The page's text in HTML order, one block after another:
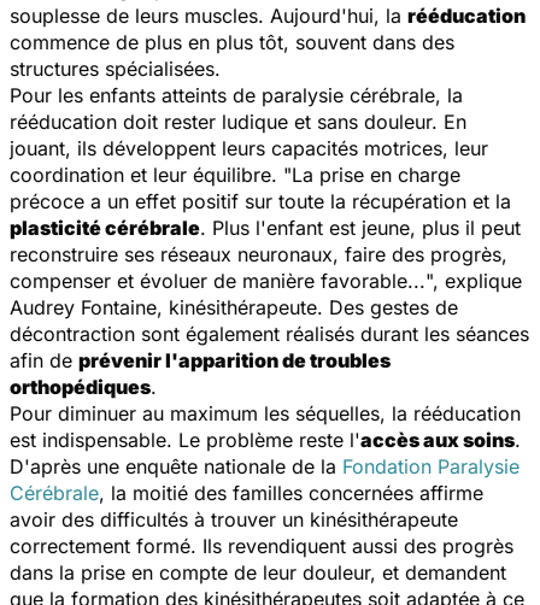
souplesse de leurs muscles. Aujourd'hui, la rééducation
commence de plus en plus tôt, souvent dans des
structures spécialisées.
Pour les enfants atteints de paralysie cérébrale, la
rééducation doit rester ludique et sans douleur. En
jouant, ils développent leurs capacités motrices, leur
coordination et leur équilibre. "La prise en charge
précoce a un effet positif sur toute la récupération et la
plasticité cérébrale. Plus l'enfant est jeune, plus il peut
reconstruire ses réseaux neuronaux, faire des progrès,
compenser et évoluer de manière favorable...", explique
Audrey Fontaine, kinésithérapeute. Des gestes de
décontraction sont également réalisés durant les séances
afin de prévenir l'apparition de troubles
orthopédiques.
Pour diminuer au maximum les séquelles, la rééducation
est indispensable. Le problème reste l'accès aux soins.
D'après une enquête nationale de la Fondation Paralysie
Cérébrale, la moitié des familles concernées affirme
avoir des difficultés à trouver un kinésithérapeute
correctement formé. Ils revendiquent aussi des progrès
dans la prise en compte de leur douleur, et demandent
que la formation des kinésithérapeutes soit adaptée à ce